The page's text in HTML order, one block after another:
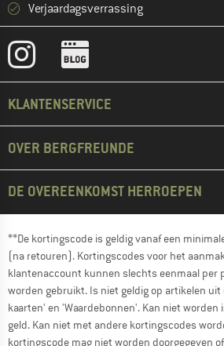
Verjaardagsverrassing
KLANTENSERVICE
OVER BERGFREUNDE
DE OVEREENKOMST HERROEPEN
**De kortingscode is geldig vanaf een
(na retouren). Kortingscodes voor het
klantenaccount kunnen slechts eenmaal per
worden gebruikt. Is niet geldig op artikelen uit
kaarten' en 'Waardebonnen'. Kan niet
geld. Kan niet met andere kortingscodes
kortingscode mag niet worden doorgegeven